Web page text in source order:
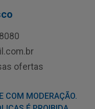
ofertas
COM MODERAÇÃO.